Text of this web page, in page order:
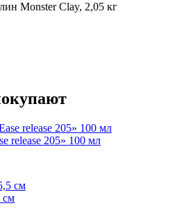
Monster Clay, 2,05 кг
release 205» 100 мл
см